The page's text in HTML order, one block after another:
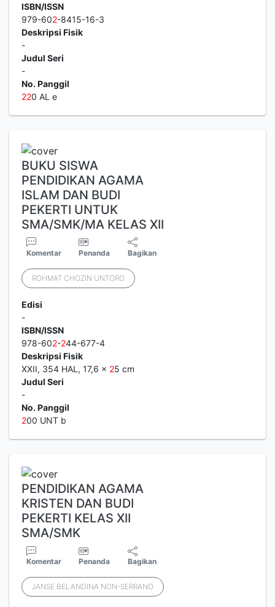
ISBN/ISSN
979-602-8415-16-3
Deskripsi Fisik
-
Judul Seri
-
No. Panggil
220 AL e
BUKU SISWA
PENDIDIKAN AGAMA
ISLAM DAN BUDI
PEKERTI UNTUK
SMA/SMK/MA KELAS XII
Komentar Penanda Bagikan
ROHMAT CHOZIN UNTORO
Edisi
-
ISBN/ISSN
978-602-244-677-4
Deskripsi Fisik
XXII, 354 HAL, 17,6 x 25 cm
Judul Seri
-
No. Panggil
200 UNT b
PENDIDIKAN AGAMA
KRISTEN DAN BUDI
PEKERTI KELAS XII
SMA/SMK
Komentar Penanda Bagikan
JANSE BELANDINA NON-SERRANO